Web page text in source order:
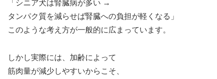
「シニア犬は腎臓病が多い →
タンパク質を減らせば腎臓への負担が軽くなる」
このような考え方が一般的に広まっています。
しかし実際には、加齢によって
筋肉量が減少しやすいからこそ、